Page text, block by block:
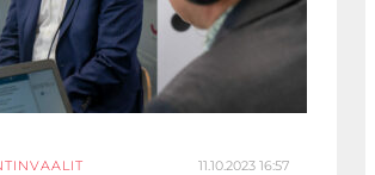
11.10.2023 16:57